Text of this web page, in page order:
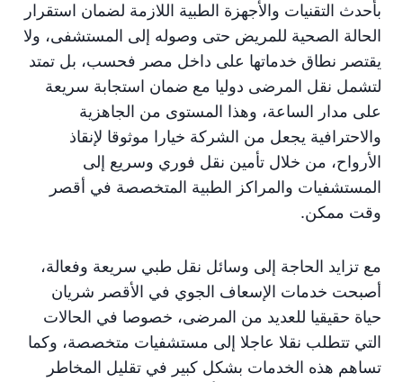
بأحدث التقنيات والأجهزة الطبية اللازمة لضمان استقرار
الحالة الصحية للمريض حتى وصوله إلى المستشفى، ولا
يقتصر نطاق خدماتها على داخل مصر فحسب، بل تمتد
لتشمل نقل المرضى دوليا مع ضمان استجابة سريعة
على مدار الساعة، وهذا المستوى من الجاهزية
والاحترافية يجعل من الشركة خيارا موثوقا لإنقاذ
الأرواح، من خلال تأمين نقل فوري وسريع إلى
المستشفيات والمراكز الطبية المتخصصة في أقصر
وقت ممكن.
مع تزايد الحاجة إلى وسائل نقل طبي سريعة وفعالة،
أصبحت خدمات الإسعاف الجوي في الأقصر شريان
حياة حقيقيا للعديد من المرضى، خصوصا في الحالات
التي تتطلب نقلا عاجلا إلى مستشفيات متخصصة، وكما
تساهم هذه الخدمات بشكل كبير في تقليل المخاطر